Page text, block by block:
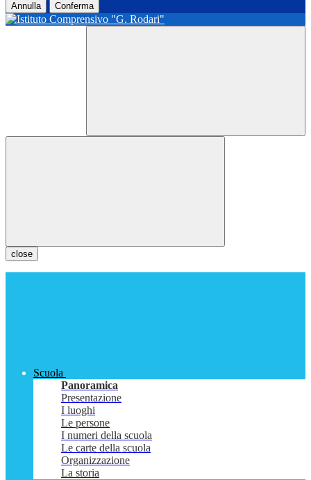
Annulla Conferma
close
Scuola
Panoramica
Presentazione
I luoghi
Le persone
I numeri della scuola
Le carte della scuola
Organizzazione
La storia